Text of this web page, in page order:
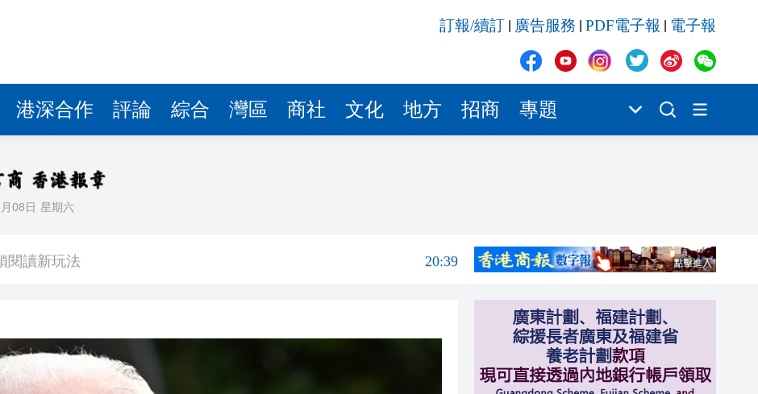
訂報/續訂 廣告服務 PDF電子報 電子報
港深合作 評論 綜合 灣區 商社 文化 地方 招商 專題
08日 星期六
圳，共奏客家文化傳承新篇章
20:34
處理黎智英求情 罪證如山豈能妄想輕判
題
20:55
察團來瓊考察
消費約18億元
閱讀新玩法
20:39
題
數據見證文儒沉香從傳統邁向現代